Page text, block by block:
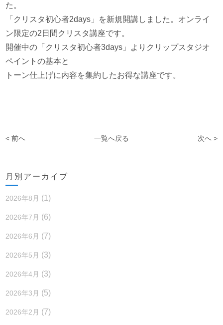
た。
「クリスタ初心者2days」を新規開講しました。オンライ
ン限定の2日間クリスタ講座です。
開催中の「クリスタ初心者3days」よりクリップスタジオ
ペイントの基本と
トーン仕上げに内容を集約したお得な講座です。
< 前へ 一覧へ戻る 次へ >
月別アーカイブ
2026年8月 (1)
2026年7月 (6)
2026年6月 (7)
2026年5月 (3)
2026年4月 (3)
2026年3月 (5)
2026年2月 (7)